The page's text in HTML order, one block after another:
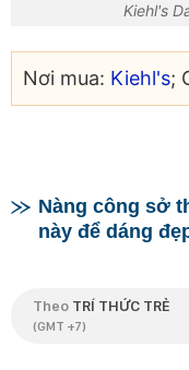
Kiehl's
Nơi mua: Kiehl's;
Nàng công sở
này để dáng
Theo TRÍ THỨC TRẺ
(GMT +7)